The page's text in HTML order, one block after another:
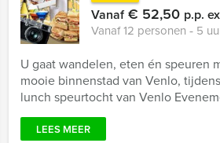
Vanaf€ 52,50 p.p.
Vanaf 12 personen ‐ 5
U gaat wandelen, eten én speuren
mooie binnenstad van Venlo,
lunch speurtocht van Venlo
LEES MEER